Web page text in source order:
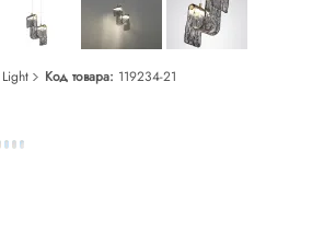
Код товара: 119234-21